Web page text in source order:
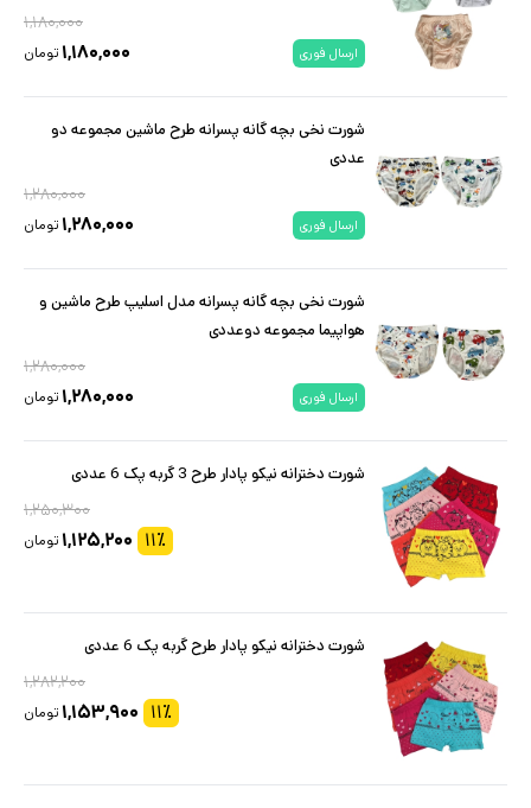
۱,۱۸۰,۰۰۰
ارسال فوری ۱,۱۸۰,۰۰۰ تومان
شورت نخی بچه گانه پسرانه طرح ماشین مجموعه دو
عددی
۱,۲۸۰,۰۰۰
ارسال فوری ۱,۲۸۰,۰۰۰ تومان
شورت نخی بچه گانه پسرانه مدل اسلیپ طرح ماشین و
هواپیما مجموعه دوعددی
۱,۲۸۰,۰۰۰
ارسال فوری ۱,۲۸۰,۰۰۰ تومان
شورت دخترانه نیکو پادار طرح 3 گربه پک 6 عددی
۱,۲۵۰,۳۰۰
۱۱٪ ۱,۱۲۵,۲۰۰ تومان
شورت دخترانه نیکو پادار طرح گربه پک 6 عددی
۱,۲۸۲,۲۰۰
۱۱٪ ۱,۱۵۳,۹۰۰ تومان